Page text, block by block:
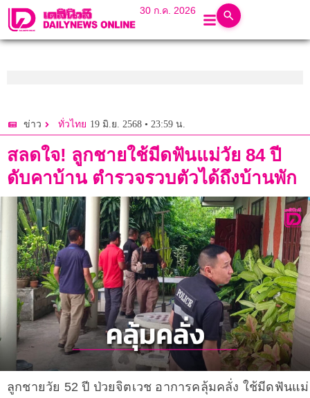
30 ก.ค. 2026
ข่าว ทั่วไทย 19 มิ.ย. 2568 • 23:59 น.
สลดใจ! ลูกชายใช้มีดฟันแม่วัย 84 ปี
ดับคาบ้าน ตำรวจรวบตัวได้ถึงบ้านพัก
ลูกชายวัย 52 ปี ป่วยจิตเวช อาการคลุ้มคลั่ง ใช้มีดฟันแม่